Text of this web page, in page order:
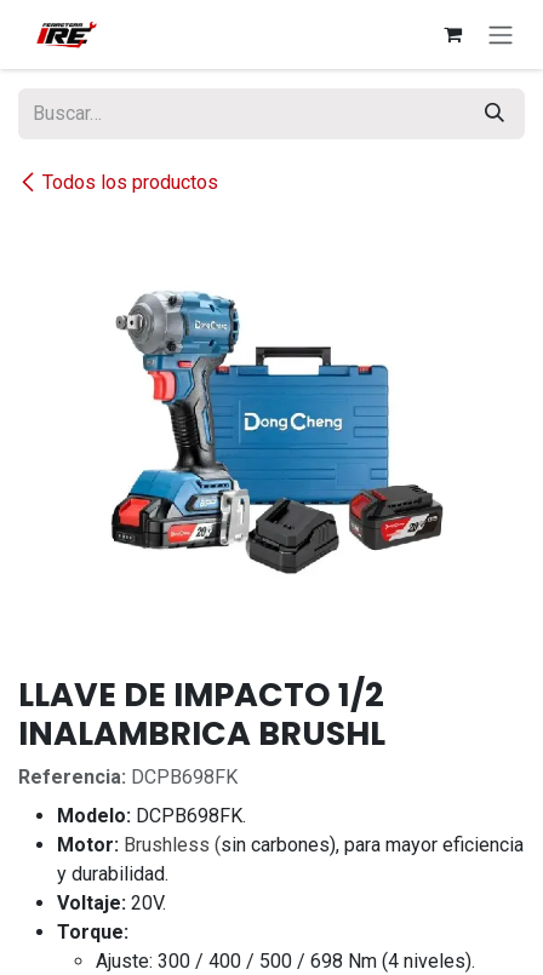
Todos los productos
LLAVE DE IMPACTO 1/2
INALAMBRICA BRUSHL
Referencia: DCPB698FK
Modelo: DCPB698FK.
Motor: Brushless (sin carbones), para mayor eficiencia
y durabilidad.
Voltaje: 20V.
Torque:
Ajuste: 300 / 400 / 500 / 698 Nm (4 niveles).